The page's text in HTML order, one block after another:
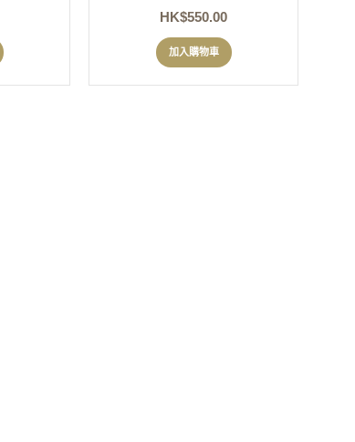
HK$550.00
加入購物車